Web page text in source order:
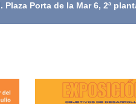
Porta de la Mar 6, 2ª